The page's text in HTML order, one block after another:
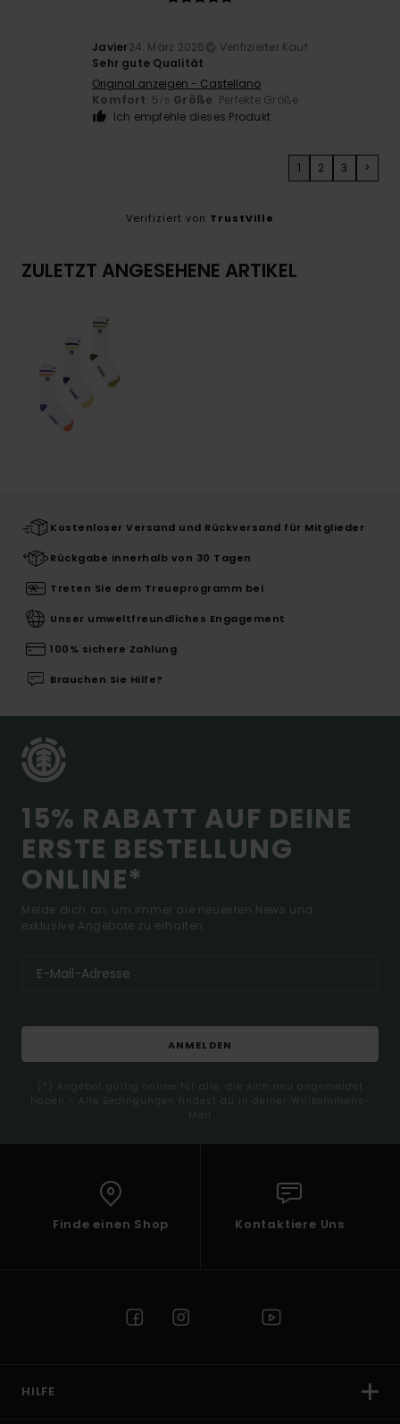
Javier24. März 2026
Verifizierter Kauf
Sehr gute Qualität
Original anzeigen - Castellano
Komfort: 5/5 Größe: Perfekte Größe
Ich empfehle dieses Produkt
1 2 3 >
Verifiziert von TrustVille
ZULETZT ANGESEHENE ARTIKEL
Kostenloser Versand und Rückversand für Mitglieder
Rückgabe innerhalb von 30 Tagen
Treten Sie dem Treueprogramm bei
Unser umweltfreundliches Engagement
100% sichere Zahlung
Brauchen Sie Hilfe?
15% RABATT AUF DEINE
ERSTE BESTELLUNG
ONLINE*
Melde dich an, um immer die neuesten News und
exklusive Angebote zu erhalten.
ANMELDEN
(*) Angebot gültig online für alle, die sich neu angemeldet
haben - Alle Bedingungen findest du in deiner Willkommens-
Mail
Finde einen Shop Kontaktiere Uns
HILFE